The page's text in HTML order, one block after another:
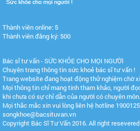
Thành viên online: 5
Thành viên đăng ký: 500
Bác sĩ tư vấn - SỨC KHỎE CHO MỌI NGƯỜI
Chuyên trang thông tin sức khoẻ bác sĩ tư vấn !
Trang website đang hoạt động thử nghiệm chờ
Mọi thông tin chỉ mang tính tham khảo, người
khi chưa có sự chỉ dẫn của người có chuyên môn.
Mọi thắc mắc xin vui lòng liên hệ hotline
songkhoe@bacsituvan.vn
Copyright Bác Sĩ Tư Vấn 2016. All right